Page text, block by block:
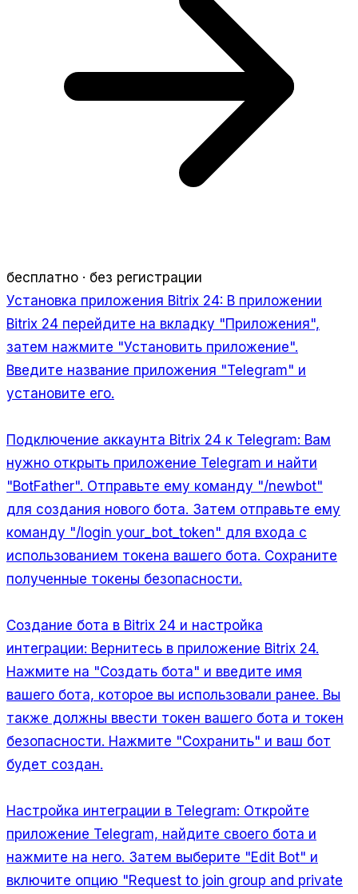
бесплатно · без регистрации
Установка приложения Bitrix 24: В приложении
Bitrix 24 перейдите на вкладку "Приложения",
затем нажмите "Установить приложение".
Введите название приложения "Telegram" и
установите его.
Подключение аккаунта Bitrix 24 к Telegram: Вам
нужно открыть приложение Telegram и найти
"BotFather". Отправьте ему команду "/newbot"
для создания нового бота. Затем отправьте ему
команду "/login your_bot_token" для входа с
использованием токена вашего бота. Сохраните
полученные токены безопасности.
Создание бота в Bitrix 24 и настройка
интеграции: Вернитесь в приложение Bitrix 24.
Нажмите на "Создать бота" и введите имя
вашего бота, которое вы использовали ранее. Вы
также должны ввести токен вашего бота и токен
безопасности. Нажмите "Сохранить" и ваш бот
будет создан.
Настройка интеграции в Telegram: Откройте
приложение Telegram, найдите своего бота и
нажмите на него. Затем выберите "Edit Bot" и
включите опцию "Request to join group and private